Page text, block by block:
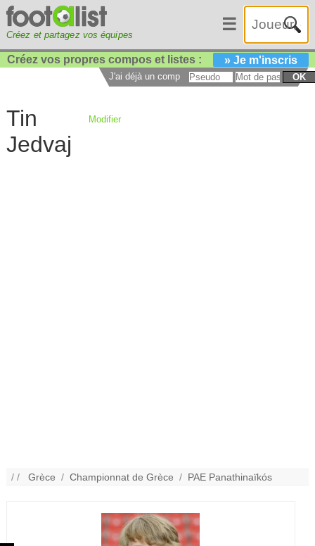
Créez et partagez vos équipes
☰
Créez vos propres compos et listes : » Je m'inscris
J'ai déjà un compte : OK
Tin
Jedvaj
Modifier
/ /Grèce /Championnat de Grèce / PAE Panathinaïkós